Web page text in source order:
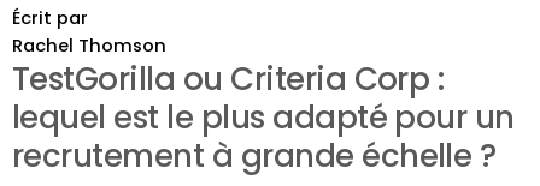
Écrit par
Rachel Thomson
TestGorilla ou Criteria Corp :
lequel est le plus adapté pour un
recrutement à grande échelle ?